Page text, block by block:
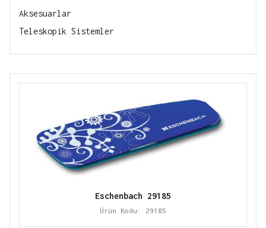
Aksesuarlar
Teleskopik Sistemler
Eschenbach 29185
Ürün Kodu: 29185